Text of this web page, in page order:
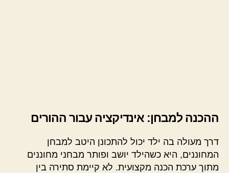
ההכנה למבחן: אינדיקציה עבור ההורים
דרך מעולה בה ילד יכול להתכונן היטב למבחן
המחוננים, היא כשהילד יושב ופותר מבחני מחוננים
מתוך ערכת הכנה מקצועית. לא קיימת סתירה בין